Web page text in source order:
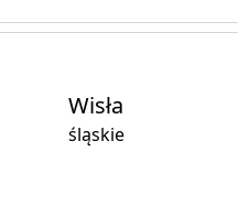
Wisła
śląskie